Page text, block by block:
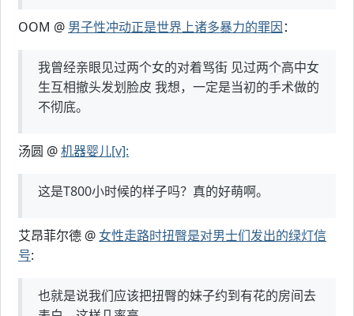
OOM @ 男子性冲动正是世界上诸多暴力的罪因：
我曾经亲眼见过两个女的对着骂街 见过两个高中女
生互相撤头发划脸皮 我想，一定是当初的手术做的
不彻底。
汤圆 @机器婴儿[v]:
这是T800小时候的样子吗？真的好萌啊。
艾昂菲尔德 @ 女性走路时扭臀是对男士们发出的绿灯信
号:
也就是说我们应该把扭臀的妹子约到有花的房间去